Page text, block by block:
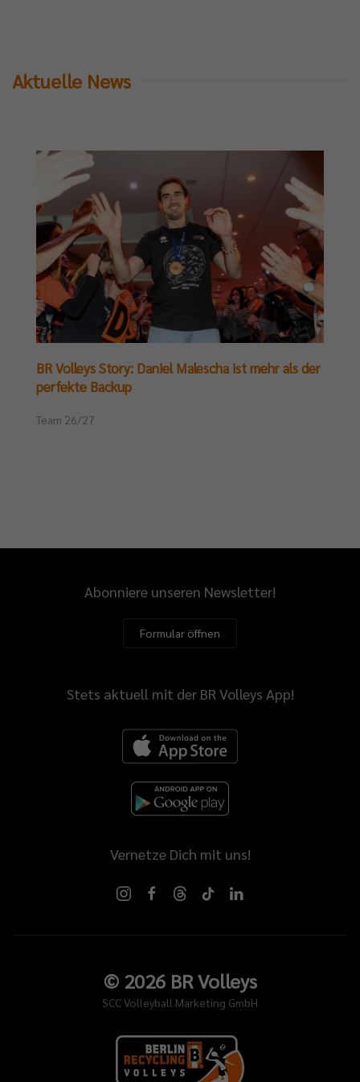
Aktuelle News
BR Volleys Story: Daniel Malescha ist mehr als der
perfekte Backup
Team 26/27
Abonniere unseren Newsletter!
Formular öffnen
Stets aktuell mit der BR Volleys App!
Vernetze Dich mit uns!
© 2026BR Volleys
SCC Volleyball Marketing GmbH